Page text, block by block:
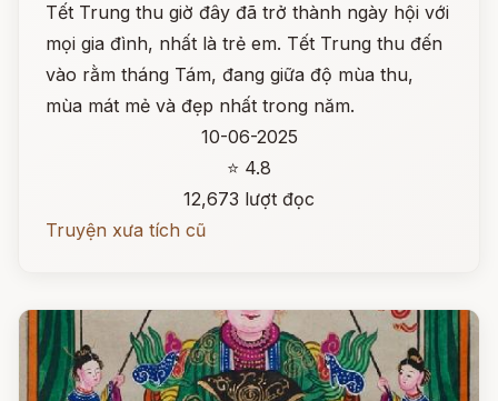
Tết Trung thu giờ đây đã trở thành ngày hội với
mọi gia đình, nhất là trẻ em. Tết Trung thu đến
vào rằm tháng Tám, đang giữa độ mùa thu,
mùa mát mẻ và đẹp nhất trong năm.
10-06-2025
⭐ 4.8
12,673 lượt đọc
Truyện xưa tích cũ